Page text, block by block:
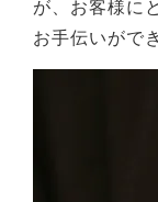
が、お客様に
お手伝いがで